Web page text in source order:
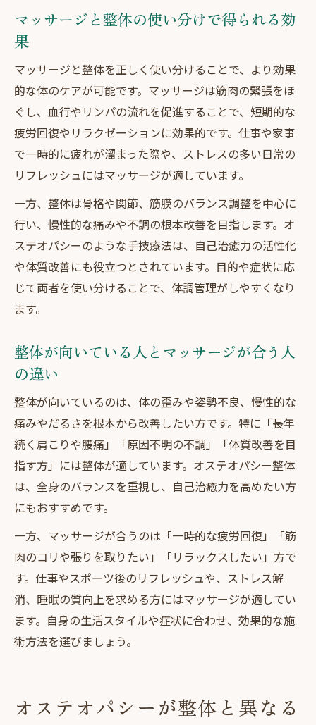
マッサージと整体の使い分けで得られる効
果
マッサージと整体を正しく使い分けることで、より効果
的な体のケアが可能です。マッサージは筋肉の緊張をほ
ぐし、血行やリンパの流れを促進することで、短期的な
疲労回復やリラクゼーションに効果的です。仕事や家事
で一時的に疲れが溜まった際や、ストレスの多い日常の
リフレッシュにはマッサージが適しています。
一方、整体は骨格や関節、筋膜のバランス調整を中心に
行い、慢性的な痛みや不調の根本改善を目指します。オ
ステオパシーのような手技療法は、自己治癒力の活性化
や体質改善にも役立つとされています。目的や症状に応
じて両者を使い分けることで、体調管理がしやすくなり
ます。
整体が向いている人とマッサージが合う人
の違い
整体が向いているのは、体の歪みや姿勢不良、慢性的な
痛みやだるさを根本から改善したい方です。特に「長年
続く肩こりや腰痛」「原因不明の不調」「体質改善を目
指す方」には整体が適しています。オステオパシー整体
は、全身のバランスを重視し、自己治癒力を高めたい方
にもおすすめです。
一方、マッサージが合うのは「一時的な疲労回復」「筋
肉のコリや張りを取りたい」「リラックスしたい」方で
す。仕事やスポーツ後のリフレッシュや、ストレス解
消、睡眠の質向上を求める方にはマッサージが適してい
ます。自身の生活スタイルや症状に合わせ、効果的な施
術方法を選びましょう。
オステオパシーが整体と異なる